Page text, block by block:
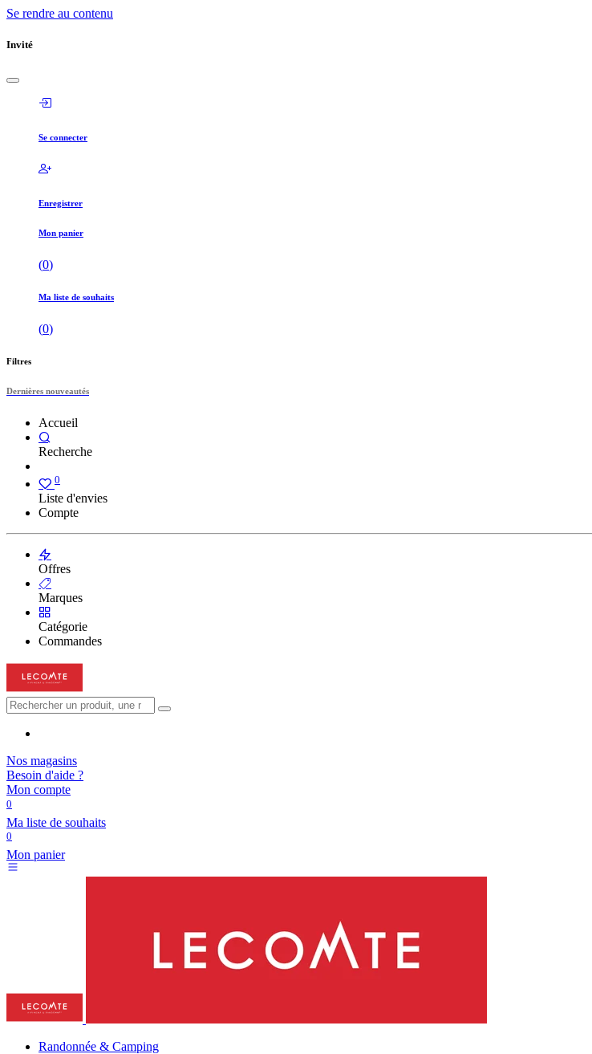
Se rendre au contenu
Invité
Se connecter
Enregistrer
Mon panier
(0)
Ma liste de souhaits
(0)
Filtres
Dernières nouveautés
Accueil
Recherche
0
Liste d'envies
Compte
Offres
Marques
Catégorie
Commandes
Nos magasins
Besoin d'aide ?
Mon compte
0
Ma liste de souhaits
0
Mon panier
Randonnée & Camping